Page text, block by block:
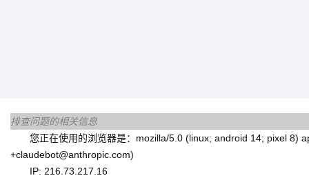
排查问题的相关信息
您正在使用的浏览器是：mozilla/5.0 (linux; android 14; pixel 8)
+claudebot@anthropic.com)
IP: 216.73.217.16